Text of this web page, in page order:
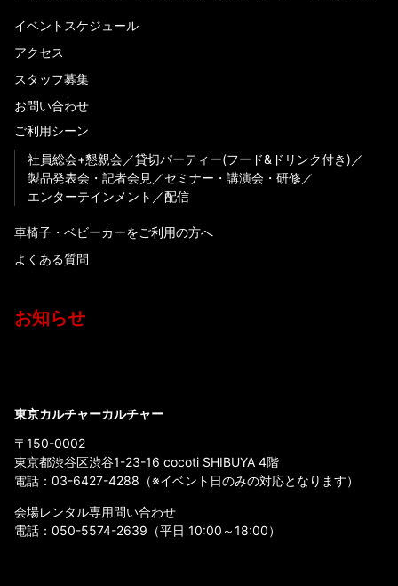
イベントスケジュール
アクセス
スタッフ募集
お問い合わせ
ご利用シーン
社員総会+懇親会
貸切パーティー(フード&ドリンク付き)
製品発表会・記者会見
セミナー・講演会・研修
エンターテインメント
配信
車椅子・ベビーカーをご利用の方へ
よくある質問
お知らせ
東京カルチャーカルチャー
〒150-0002
東京都渋谷区渋谷1-23-16 cocoti SHIBUYA 4階
電話： 03-6427-4288 （※イベント日のみの対応となります）
会場レンタル専用問い合わせ
電話： 050-5574-2639 （平日 10:00～18:00）